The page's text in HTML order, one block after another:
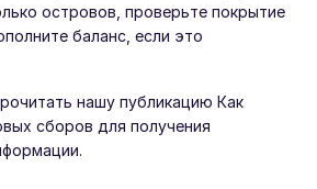
островов, проверьте покрытие
баланс, если это
нашу публикацию Как
сборов для получения